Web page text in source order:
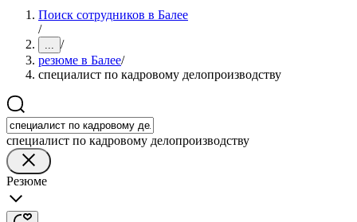
Поиск сотрудников в Балее
/
... /
резюме в Балее/
специалист по кадровому делопроизводству
специалист по кадровому делопроизводству
Резюме